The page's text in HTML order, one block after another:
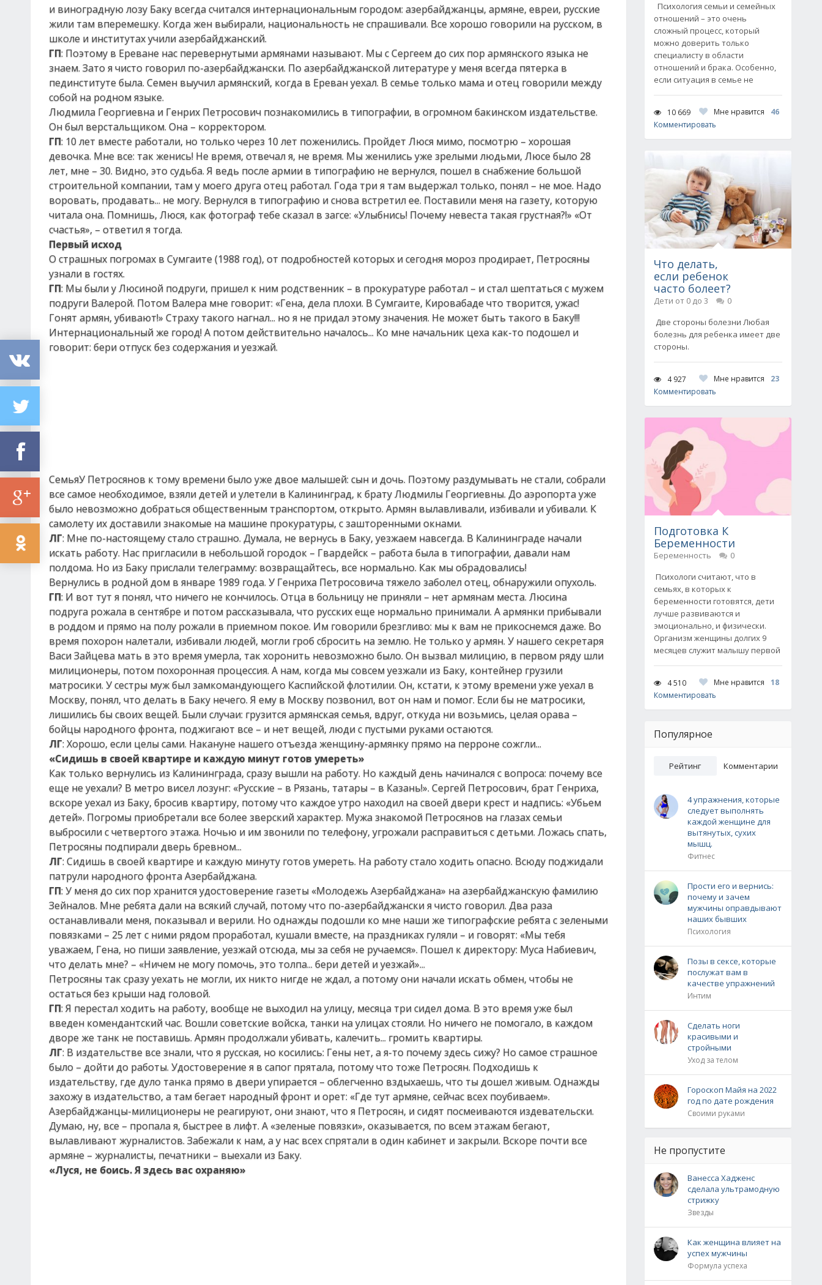
и виноградную лозу Баку всегда считался интернациональным городом: азербайджанцы, армяне, евреи, русские
жили там вперемешку. Когда жен выбирали, национальность не спрашивали. Все хорошо говорили на русском, в
школе и институтах учили азербайджанский.
ГП: Поэтому в Ереване нас перевернутыми армянами называют. Мы с Сергеем до сих пор армянского языка не
знаем. Зато я чисто говорил по-азербайджански. По азербайджанской литературе у меня всегда пятерка в
пединституте была. Семен выучил армянский, когда в Ереван уехал. В семье только мама и отец говорили между
собой на родном языке.
Людмила Георгиевна и Генрих Петросович познакомились в типографии, в огромном бакинском издательстве.
Он был верстальщиком. Она – корректором.
ГП: 10 лет вместе работали, но только через 10 лет поженились. Пройдет Люся мимо, посмотрю – хорошая
девочка. Мне все: так женись! Не время, отвечал я, не время. Мы женились уже зрелыми людьми, Люсе было 28
лет, мне – 30. Видно, это судьба. Я ведь после армии в типографию не вернулся, пошел в снабжение большой
строительной компании, там у моего друга отец работал. Года три я там выдержал только, понял – не мое. Надо
воровать, продавать... не могу. Вернулся в типографию и снова встретил ее. Поставили меня на газету, которую
читала она. Помнишь, Люся, как фотограф тебе сказал в загсе: «Улыбнись! Почему невеста такая грустная?!» «От
счастья», – ответил я тогда.
Первый исход
О страшных погромах в Сумгаите (1988 год), от подробностей которых и сегодня мороз продирает, Петросяны
узнали в гостях.
ГП: Мы были у Люсиной подруги, пришел к ним родственник – в прокуратуре работал – и стал шептаться с мужем
подруги Валерой. Потом Валера мне говорит: «Гена, дела плохи. В Сумгаите, Кировабаде что творится, ужас!
Гонят армян, убивают!» Страху такого нагнал... но я не придал этому значения. Не может быть такого в Баку!!!
Интернациональный же город! А потом действительно началось... Ко мне начальник цеха как-то подошел и
говорит: бери отпуск без содержания и уезжай.
СемьяУ Петросянов к тому времени было уже двое малышей: сын и дочь. Поэтому раздумывать не стали, собрали
все самое необходимое, взяли детей и улетели в Калининград, к брату Людмилы Георгиевны. До аэропорта уже
было невозможно добраться общественным транспортом, открыто. Армян вылавливали, избивали и убивали. К
самолету их доставили знакомые на машине прокуратуры, с зашторенными окнами.
ЛГ: Мне по-настоящему стало страшно. Думала, не вернусь в Баку, уезжаем навсегда. В Калининграде начали
искать работу. Нас пригласили в небольшой городок – Гвардейск – работа была в типографии, давали нам
полдома. Но из Баку прислали телеграмму: возвращайтесь, все нормально. Как мы обрадовались!
Вернулись в родной дом в январе 1989 года. У Генриха Петросовича тяжело заболел отец, обнаружили опухоль.
ГП: И вот тут я понял, что ничего не кончилось. Отца в больницу не приняли – нет армянам места. Люсина
подруга рожала в сентябре и потом рассказывала, что русских еще нормально принимали. А армянки прибывали
в роддом и прямо на полу рожали в приемном покое. Им говорили брезгливо: мы к вам не прикоснемся даже. Во
время похорон налетали, избивали людей, могли гроб сбросить на землю. Не только у армян. У нашего секретаря
Васи Зайцева мать в это время умерла, так хоронить невозможно было. Он вызвал милицию, в первом ряду шли
милиционеры, потом похоронная процессия. А нам, когда мы совсем уезжали из Баку, контейнер грузили
матросики. У сестры муж был замкомандующего Каспийской флотилии. Он, кстати, к этому времени уже уехал в
Москву, понял, что делать в Баку нечего. Я ему в Москву позвонил, вот он нам и помог. Если бы не матросики,
лишились бы своих вещей. Были случаи: грузится армянская семья, вдруг, откуда ни возьмись, целая орава –
бойцы народного фронта, поджигают все – и нет вещей, люди с пустыми руками остаются.
ЛГ: Хорошо, если целы сами. Накануне нашего отъезда женщину-армянку прямо на перроне сожгли...
«Сидишь в своей квартире и каждую минут готов умереть»
Как только вернулись из Калининграда, сразу вышли на работу. Но каждый день начинался с вопроса: почему все
еще не уехали? В метро висел лозунг: «Русские – в Рязань, татары – в Казань!». Сергей Петросович, брат Генриха,
вскоре уехал из Баку, бросив квартиру, потому что каждое утро находил на своей двери крест и надпись: «Убьем
детей». Погромы приобретали все более зверский характер. Мужа знакомой Петросянов на глазах семьи
выбросили с четвертого этажа. Ночью и им звонили по телефону, угрожали расправиться с детьми. Ложась спать,
Петросяны подпирали дверь бревном...
ЛГ: Сидишь в своей квартире и каждую минуту готов умереть. На работу стало ходить опасно. Всюду поджидали
патрули народного фронта Азербайджана.
ГП: У меня до сих пор хранится удостоверение газеты «Молодежь Азербайджана» на азербайджанскую фамилию
Зейналов. Мне ребята дали на всякий случай, потому что по-азербайджански я чисто говорил. Два раза
останавливали меня, показывал и верили. Но однажды подошли ко мне наши же типографские ребята с зелеными
повязками – 25 лет с ними рядом проработал, кушали вместе, на праздниках гуляли – и говорят: «Мы тебя
уважаем, Гена, но пиши заявление, уезжай отсюда, мы за себя не ручаемся». Пошел к директору: Муса Набиевич,
что делать мне? – «Ничем не могу помочь, это толпа... бери детей и уезжай»...
Петросяны так сразу уехать не могли, их никто нигде не ждал, а потому они начали искать обмен, чтобы не
остаться без крыши над головой.
ГП: Я перестал ходить на работу, вообще не выходил на улицу, месяца три сидел дома. В это время уже был
введен комендантский час. Вошли советские войска, танки на улицах стояли. Но ничего не помогало, в каждом
дворе же танк не поставишь. Армян продолжали убивать, калечить... громить квартиры.
ЛГ: В издательстве все знали, что я русская, но косились: Гены нет, а я-то почему здесь сижу? Но самое страшное
было – дойти до работы. Удостоверение я в сапог прятала, потому что тоже Петросян. Подходишь к
издательству, где дуло танка прямо в двери упирается – облегченно вздыхаешь, что ты дошел живым. Однажды
захожу в издательство, а там бегает народный фронт и орет: «Где тут армяне, сейчас всех поубиваем».
Азербайджанцы-милиционеры не реагируют, они знают, что я Петросян, и сидят посмеиваются издевательски.
Думаю, ну, все – пропала я, быстрее в лифт. А «зеленые повязки», оказывается, по всем этажам бегают,
вылавливают журналистов. Забежали к нам, а у нас всех спрятали в один кабинет и закрыли. Вскоре почти все
армяне – журналисты, печатники – выехали из Баку.
«Луся, не боись. Я здесь вас охраняю»
Психология семьи и семейных
отношений – это очень
сложный процесс, который
можно доверить только
специалисту в области
отношений и брака. Особенно,
если ситуация в семье не
10 669 Мне нравится
46
Комментировать
Что делать,
если ребенок
часто болеет?
Дети от 0 до 3
0
Две стороны болезни Любая
болезнь для ребенка имеет две
стороны.
4 927 Мне нравится
23
Комментировать
Подготовка К
Беременности
Беременность
0
Психологи считают, что в
семьях, в которых к
беременности готовятся, дети
лучше развиваются и
эмоционально, и физически.
Организм женщины долгих 9
месяцев служит малышу первой
4 510 Мне нравится
18
Комментировать
Популярное
Рейтинг Комментарии
4 упражнения, которые
следует выполнять
каждой женщине для
вытянутых, сухих
мышц.
Фитнес
Прости его и вернись:
почему и зачем
мужчины оправдывают
наших бывших
Психология
Позы в сексе, которые
послужат вам в
качестве упражнений
Интим
Сделать ноги
красивыми и
стройными
Уход за телом
Гороскоп Майя на 2022
год по дате рождения
Своими руками
Не пропустите
Ванесса Хадженс
сделала ультрамодную
стрижку
Звезды
Как женщина влияет на
успех мужчины
Формула успеха